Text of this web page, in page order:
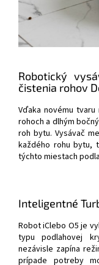
Robotický
čistenia rohov
Vďaka novému
rohoch a dlhým
roh bytu. Vysávač
každého rohu bytu,
týchto miestach
Inteligentné
Robot iClebo O5 je
typu podlahovej
nezávisle zapína
prípade potreby